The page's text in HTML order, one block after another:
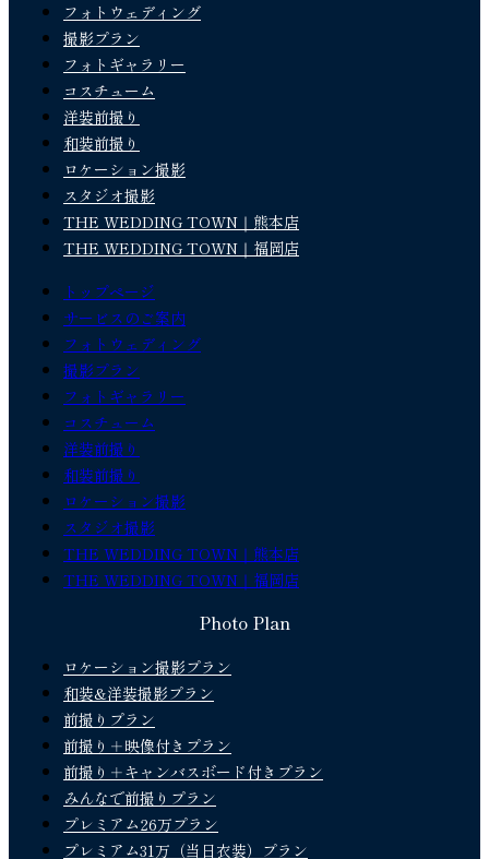
フォトウェディング
撮影プラン
フォトギャラリー
コスチューム
洋装前撮り
和装前撮り
ロケーション撮影
スタジオ撮影
THE WEDDING TOWN｜熊本店
THE WEDDING TOWN｜福岡店
トップページ
サービスのご案内
フォトウェディング
撮影プラン
フォトギャラリー
コスチューム
洋装前撮り
和装前撮り
ロケーション撮影
スタジオ撮影
THE WEDDING TOWN｜熊本店
THE WEDDING TOWN｜福岡店
Photo Plan
ロケーション撮影プラン
和装&洋装撮影プラン
前撮りプラン
前撮り＋映像付きプラン
前撮り＋キャンバスボード付きプラン
みんなで前撮りプラン
プレミアム26万プラン
プレミアム31万（当日衣装）プラン